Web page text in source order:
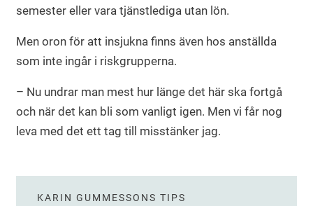
semester eller vara tjänstlediga utan lön.
Men oron för att insjukna finns även hos anställda
som inte ingår i riskgrupperna.
– Nu undrar man mest hur länge det här ska fortgå
och när det kan bli som vanligt igen. Men vi får nog
leva med det ett tag till misstänker jag.
KARIN GUMMESSONS TIPS